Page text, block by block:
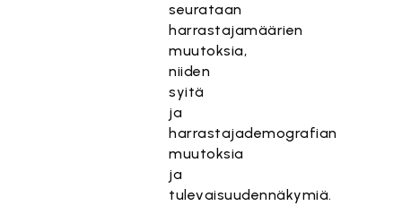
seurataan
harrastajamäärien
muutoksia,
niiden
syitä
ja
harrastajademografian
muutoksia
ja
tulevaisuudennäkymiä.